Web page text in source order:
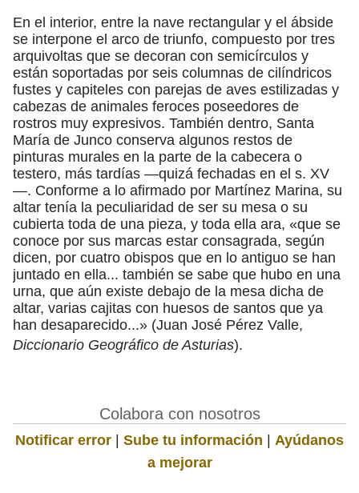
En el interior, entre la nave rectangular y el ábside
se interpone el arco de triunfo, compuesto por tres
arquivoltas que se decoran con semicírculos y
están soportadas por seis columnas de cilíndricos
fustes y capiteles con parejas de aves estilizadas y
cabezas de animales feroces poseedores de
rostros muy expresivos. También dentro, Santa
María de Junco conserva algunos restos de
pinturas murales en la parte de la cabecera o
testero, más tardías —quizá fechadas en el s. XV
—. Conforme a lo afirmado por Martínez Marina, su
altar tenía la peculiaridad de ser su mesa o su
cubierta toda de una pieza, y toda ella ara, «que se
conoce por sus marcas estar consagrada, según
dicen, por cuatro obispos que en lo antiguo se han
juntado en ella... también se sabe que hubo en una
urna, que aún existe debajo de la mesa dicha de
altar, varias cajitas con huesos de santos que ya
han desaparecido...» (Juan José Pérez Valle,
Diccionario Geográfico de Asturias).
Colabora con nosotros
Notificar error | Sube tu información | Ayúdanos
a mejorar